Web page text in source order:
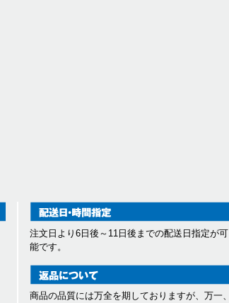
注文日より6日後～11日後までの配送日指定が可
能です。
商品の品質には万全を期しておりますが、万一、